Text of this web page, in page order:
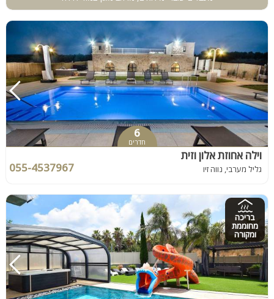
6
חדרים
וילה אחוזת אלון וזית
גליל מערבי, נווה זיו 055-4537967
בריכה
מחוממת
ומקורה